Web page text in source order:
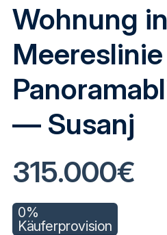
Wohnung
— Susanj
315.000€
0%
Käuferprovision